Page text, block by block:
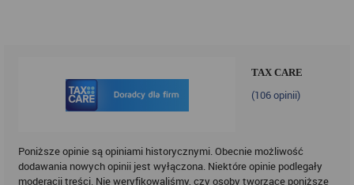
TAX CARE
(106opinii)
Poniższe opinie są opiniami historycznymi. Obecnie możliwość
dodawania nowych opinii jest wyłączona. Niektóre opinie podlegały
moderacji treści. Nie weryfikowaliśmy, czy osoby tworzące poniższe